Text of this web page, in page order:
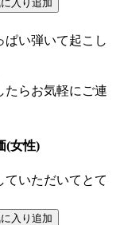
ぱい弾いて起こし
らお気軽にご連
(女性)
ていただいてとて